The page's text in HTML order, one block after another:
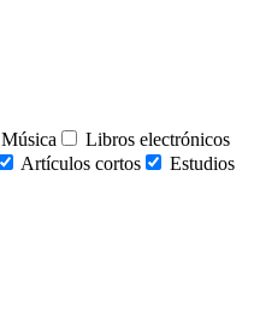
Música
Libros electrónicos
Artículos cortos
Estudios